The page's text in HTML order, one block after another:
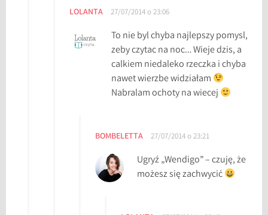
LOLANTA 27/07/2014 o 23:06
To nie byl chyba najlepszy pomysl,
zeby czytac na noc… Wieje dzis, a
calkiem niedaleko rzeczka i chyba
nawet wierzbe widziałam
Nabralam ochoty na wiecej
BOMBELETTA 27/07/2014 o 23:21
Ugryź „Wendigo” – czuję, że
możesz się zachwycić